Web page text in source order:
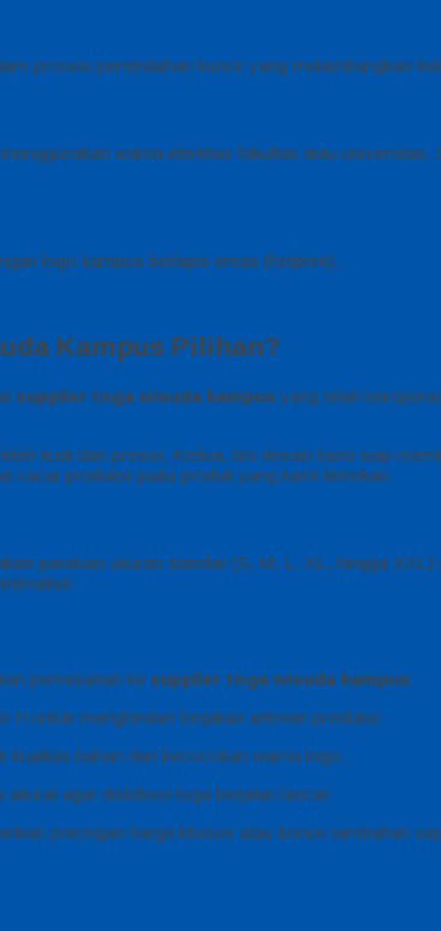
prosesi pemindahan kuncir yang melambangkan
warna identitas fakultas atau
logo kampus berlapis emas (hotprint).
Kampus Pilihan?
supplier toga wisuda kampus yang telah
kuat dan presisi. Kedua, tim desain kami siap
cacat produksi pada produk yang kami kirimkan.
panduan ukuran standar (S, M, L, XL, hingga
pemesanan ke supplier toga wisuda kampus:
H untuk menghindari lonjakan antrean produksi.
kualitas bahan dan kecocokan warna logo.
agar distribusi toga berjalan lancar.
potongan harga khusus atau bonus tambahan